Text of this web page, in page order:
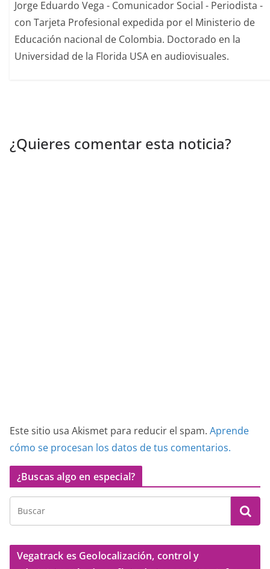
Jorge Eduardo Vega - Comunicador Social - Periodista -
con Tarjeta Profesional expedida por el Ministerio de
Educación nacional de Colombia. Doctorado en la
Universidad de la Florida USA en audiovisuales.
¿Quieres comentar esta noticia?
Este sitio usa Akismet para reducir el spam. Aprende
cómo se procesan los datos de tus comentarios.
¿Buscas algo en especial?
Vegatrack es Geolocalización, control y